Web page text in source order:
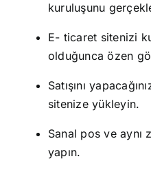
kuruluşunu
E- ticaret sitenizi
olduğunca özen
Satışını
sitenize yükleyin.
Sanal pos ve aynı
yapın.